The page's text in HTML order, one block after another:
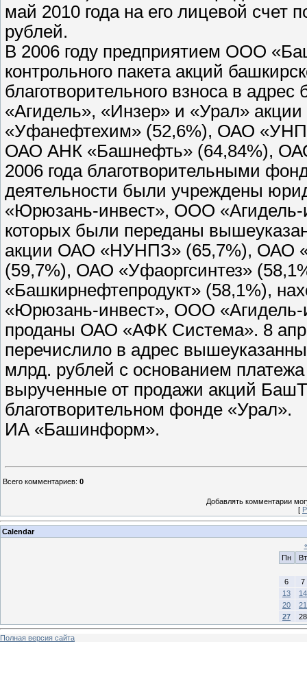
май 2010 года на его лицевой счет
рублей.
В 2006 году предприятием ООО
контрольного пакета акций
благотворительного взноса в
«Агидель», «Инзер» и «Урал»
«Уфанефтехим» (52,6%), ОАО
ОАО АНК «Башнефть» (64,84%),
2006 года благотворительными
деятельности были учреждены
«Юрюзань-инвест», ООО
которых были переданы
акции ОАО «НУНПЗ» (65,7%), ОАО
(59,7%), ОАО «Уфаоргсинтез»
«Башкирнефтепродукт» (58,1%),
«Юрюзань-инвест», ООО
проданы ОАО «АФК Система». 8
перечислило в адрес
млрд. рублей с основанием
вырученные от продажи акций
благотворительном фонде «Урал».
ИА «Башинформ».
Всего комментариев: 0
Добавлять комментарии
[
Calendar
Пн
Вт
6
7
13
14
20
21
27
28
Полная версия сайта